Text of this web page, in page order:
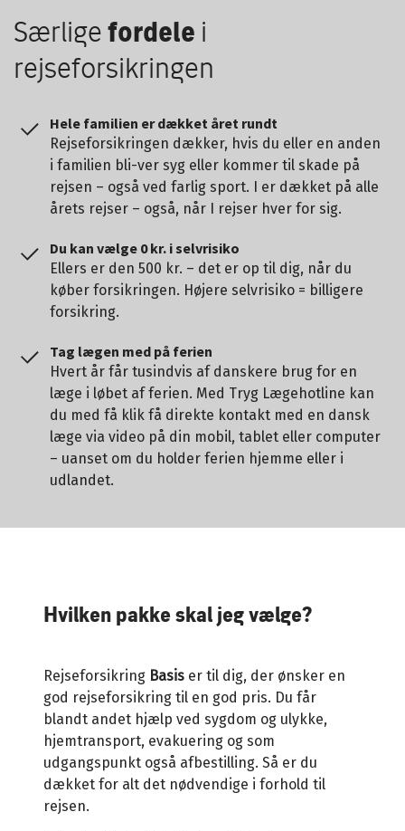
Særligefordele i
rejseforsikringen
Hele familien er dækket året rundt
Rejseforsikringen dækker, hvis du eller en anden
i familien bli-ver syg eller kommer til skade på
rejsen – også ved farlig sport. I er dækket på alle
årets rejser – også, når I rejser hver for sig.
Du kan vælge 0 kr. i selvrisiko
Ellers er den 500 kr. – det er op til dig, når du
køber forsikringen. Højere selvrisiko = billigere
forsikring.
Tag lægen med på ferien
Hvert år får tusindvis af danskere brug for en
læge i løbet af ferien. Med Tryg Lægehotline kan
du med få klik få direkte kontakt med en dansk
læge via video på din mobil, tablet eller computer
– uanset om du holder ferien hjemme eller i
udlandet.
Hvilken pakke skal jeg vælge?
Rejseforsikring Basis er til dig, der ønsker en
god rejseforsikring til en god pris. Du får
blandt andet hjælp ved sygdom og ulykke,
hjemtransport, evakuering og som
udgangspunkt også afbestilling. Så er du
dækket for alt det nødvendige i forhold til
rejsen.